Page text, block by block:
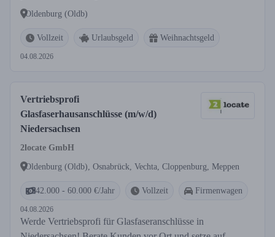
Oldenburg (Oldb)
Vollzeit Urlaubsgeld Weihnachtsgeld
04.08.2026
Vertriebsprofi
Glasfaserhausanschlüsse (m/w/d)
Niedersachsen
2locate GmbH
Oldenburg (Oldb), Osnabrück, Vechta, Cloppenburg, Meppen
42.000 - 60.000 €/Jahr Vollzeit Firmenwagen
04.08.2026
Werde Vertriebsprofi für Glasfaseranschlüsse in